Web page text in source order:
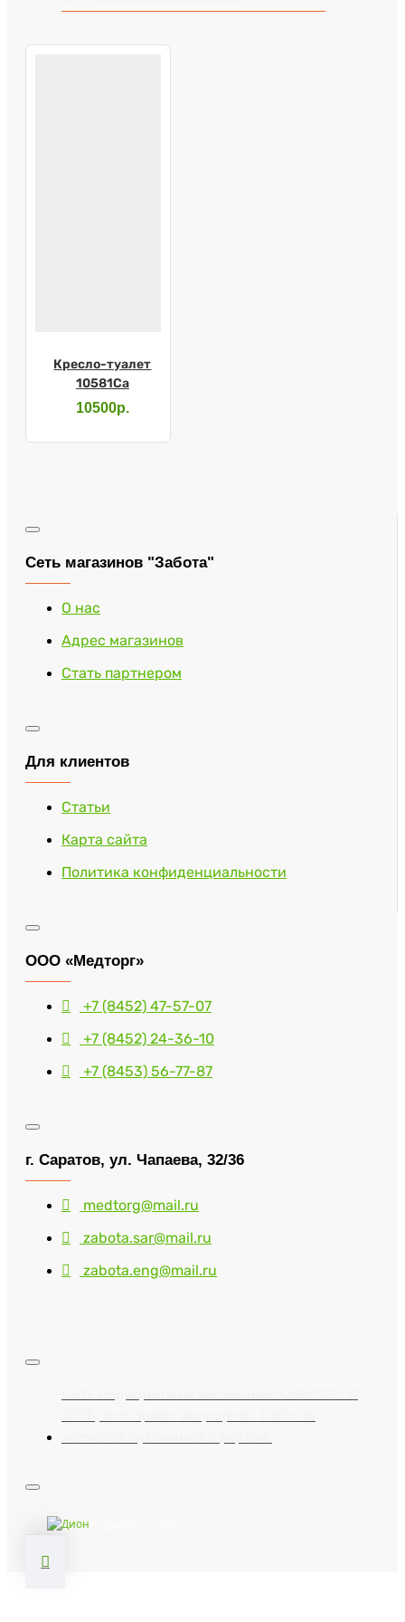
Кресло-туалет
10581Са
10500р.
Сеть магазинов "Забота"
О нас
Адрес магазинов
Стать партнером
Для клиентов
Статьи
Карта сайта
Политика конфиденциальности
ООО «Медторг»
+7 (8452) 47-57-07
+7 (8452) 24-36-10
+7 (8453) 56-77-87
г. Саратов, ул. Чапаева, 32/36
medtorg@mail.ru
zabota.sar@mail.ru
zabota.eng@mail.ru